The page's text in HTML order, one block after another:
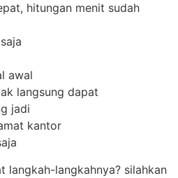
hitungan menit sudah
awal
langsung dapat
jadi
kantor
langkah-langkahnya? silahkan